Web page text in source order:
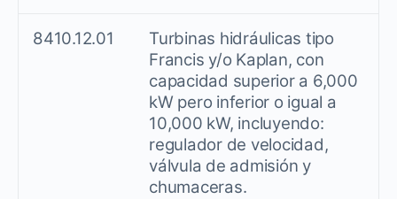
8410.12.01
Turbinas hidráulicas tipo
Francis y/o Kaplan, con
capacidad superior a 6,000
kW pero inferior o igual a
10,000 kW, incluyendo:
regulador de velocidad,
válvula de admisión y
chumaceras.